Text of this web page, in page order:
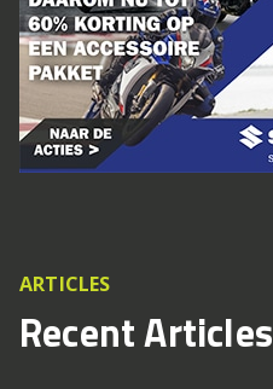
ARTICLES
Recent Articles